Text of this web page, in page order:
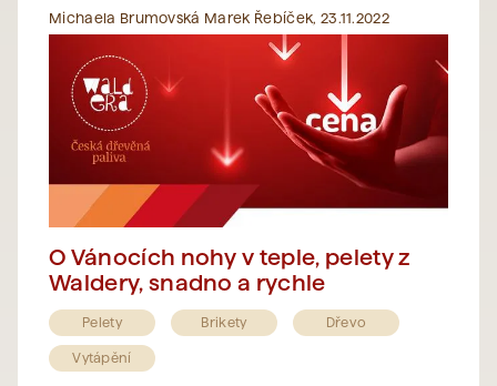
Michaela Brumovská Marek Řebíček, 23.11.2022
O Vánocích nohy v teple, pelety z
Waldery, snadno a rychle
Pelety Brikety Dřevo
Vytápění